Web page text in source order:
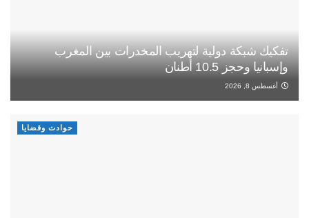
تفكيك شبكة دولية لتهريب المخدرات بين المغرب
وإسبانيا وحجز 10.5 أطنان
أغسطس 8, 2026
حوادث وقضايا